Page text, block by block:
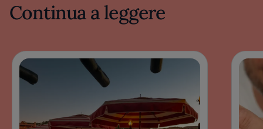
Continua a leggere